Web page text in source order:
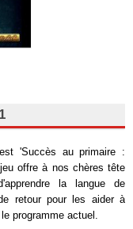
'Succès au primaire :
offre à nos chères tête
la langue de
retour pour les aider à
programme actuel.